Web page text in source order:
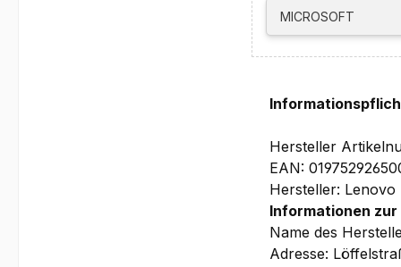
Depot/Bring-In-
Bilder und
Wir bitten
Ihrem Lenovo
MICROSOFT
Hersteller
EAN:
Hersteller: Lenovo
Informationen
Name des
Adresse: